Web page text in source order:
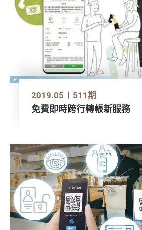
2019.05 511期
免費即時跨行轉帳新服務